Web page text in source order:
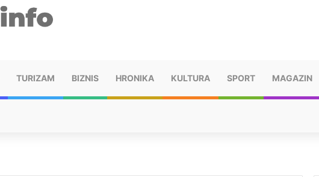
TURIZAM BIZNIS HRONIKA KULTURA SPORT MAGAZIN